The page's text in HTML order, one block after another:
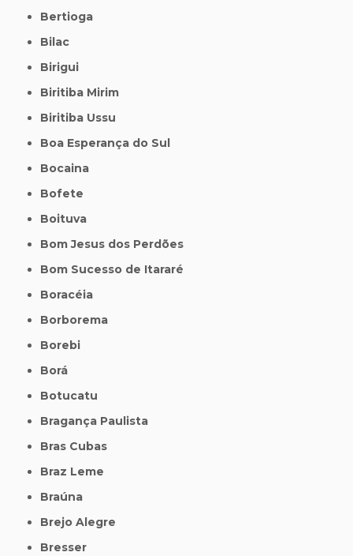
Bertioga
Bilac
Birigui
Biritiba Mirim
Biritiba Ussu
Boa Esperança do Sul
Bocaina
Bofete
Boituva
Bom Jesus dos Perdões
Bom Sucesso de Itararé
Boracéia
Borborema
Borebi
Borá
Botucatu
Bragança Paulista
Bras Cubas
Braz Leme
Braúna
Brejo Alegre
Bresser